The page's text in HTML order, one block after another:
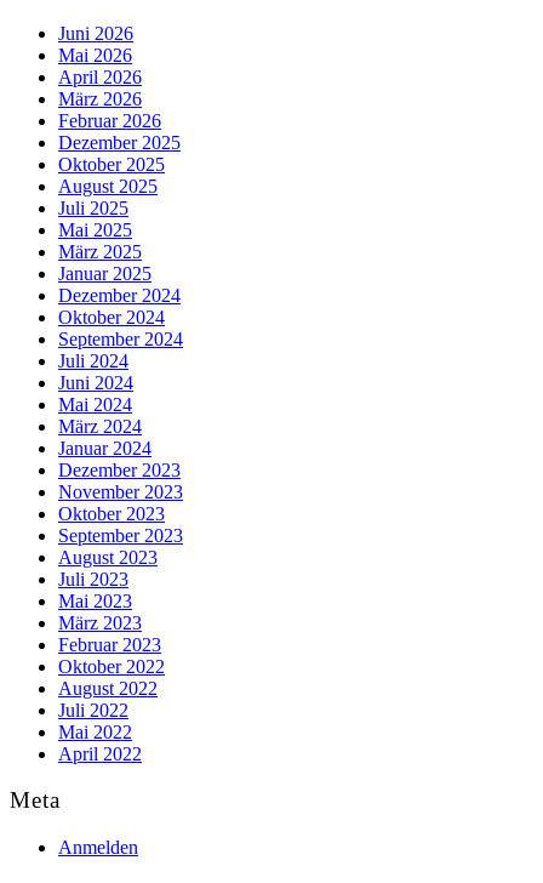
Juni 2026
Mai 2026
April 2026
März 2026
Februar 2026
Dezember 2025
Oktober 2025
August 2025
Juli 2025
Mai 2025
März 2025
Januar 2025
Dezember 2024
Oktober 2024
September 2024
Juli 2024
Juni 2024
Mai 2024
März 2024
Januar 2024
Dezember 2023
November 2023
Oktober 2023
September 2023
August 2023
Juli 2023
Mai 2023
März 2023
Februar 2023
Oktober 2022
August 2022
Juli 2022
Mai 2022
April 2022
Meta
Anmelden